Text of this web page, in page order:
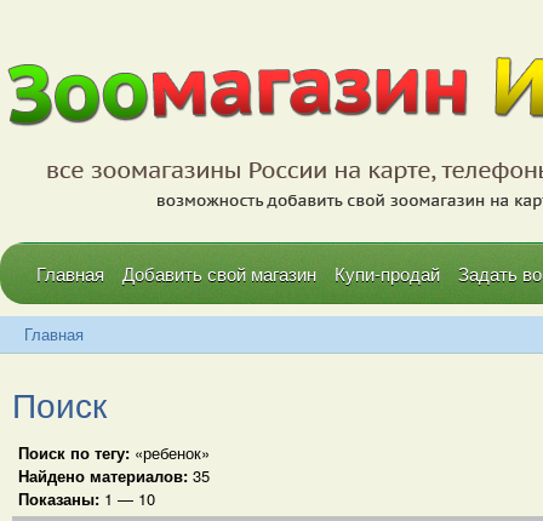
Главная Добавить свой магазин Купи-продай Задать
Главная
Поиск
Поиск по тегу: «ребенок»
Найдено материалов: 35
Показаны: 1 — 10